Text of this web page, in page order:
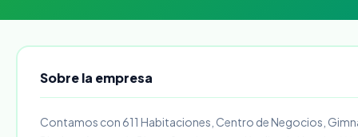
Sobre la empresa
Contamos con 611 Habitaciones, Centro de Negocios,